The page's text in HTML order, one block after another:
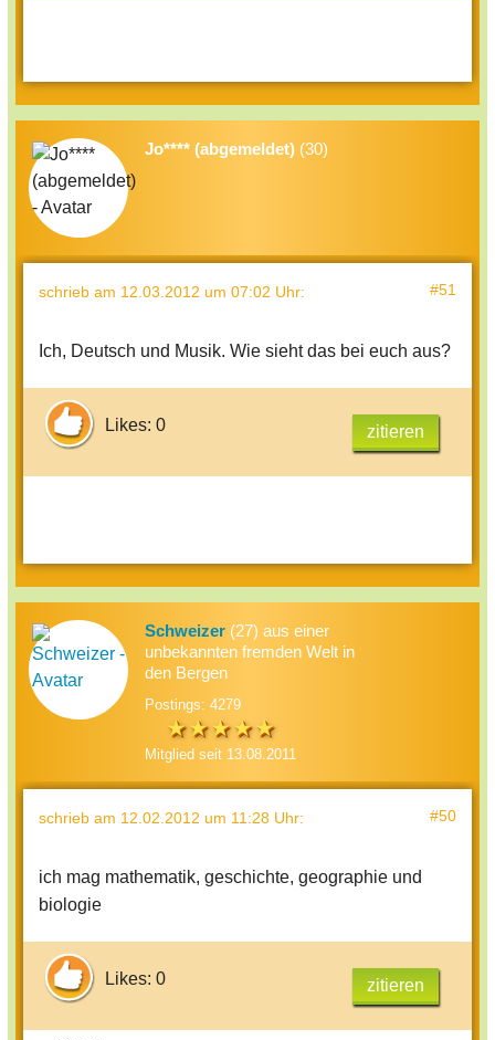
Jo**** (abgemeldet) (30)
schrieb am 12.03.2012 um 07:02 Uhr: #51
Ich, Deutsch und Musik. Wie sieht das bei euch aus?
Likes: 0 zitieren
Schweizer (27) aus einer
unbekannten fremden Welt in
den Bergen
Postings: 4279
Mitglied seit 13.08.2011
schrieb am 12.02.2012 um 11:28 Uhr: #50
ich mag mathematik, geschichte, geographie und
biologie
Likes: 0 zitieren